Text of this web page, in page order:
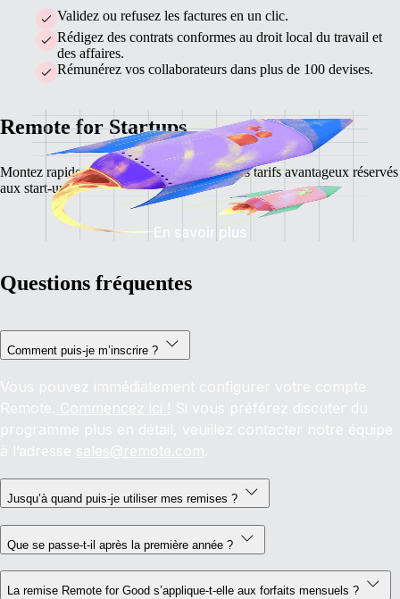
Validez ou refusez les factures en un clic.
Rédigez des contrats conformes au droit local du travail et
des affaires.
Rémunérez vos collaborateurs dans plus de 100 devises.
Remote for Startups
Montez rapidement en puissance grâce à des tarifs avantageux réservés
aux start-ups.
En savoir plus
Questions fréquentes
Comment puis-je m’inscrire ?
Vous pouvez immédiatement configurer votre compte
Remote. Commencez ici ! Si vous préférez discuter du
programme plus en détail, veuillez contacter notre équipe
à l’adresse sales@remote.com
Jusqu’à quand puis-je utiliser mes remises ?
Que se passe-t-il après la première année ?
La remise Remote for Good s’applique-t-elle aux forfaits mensuels ?